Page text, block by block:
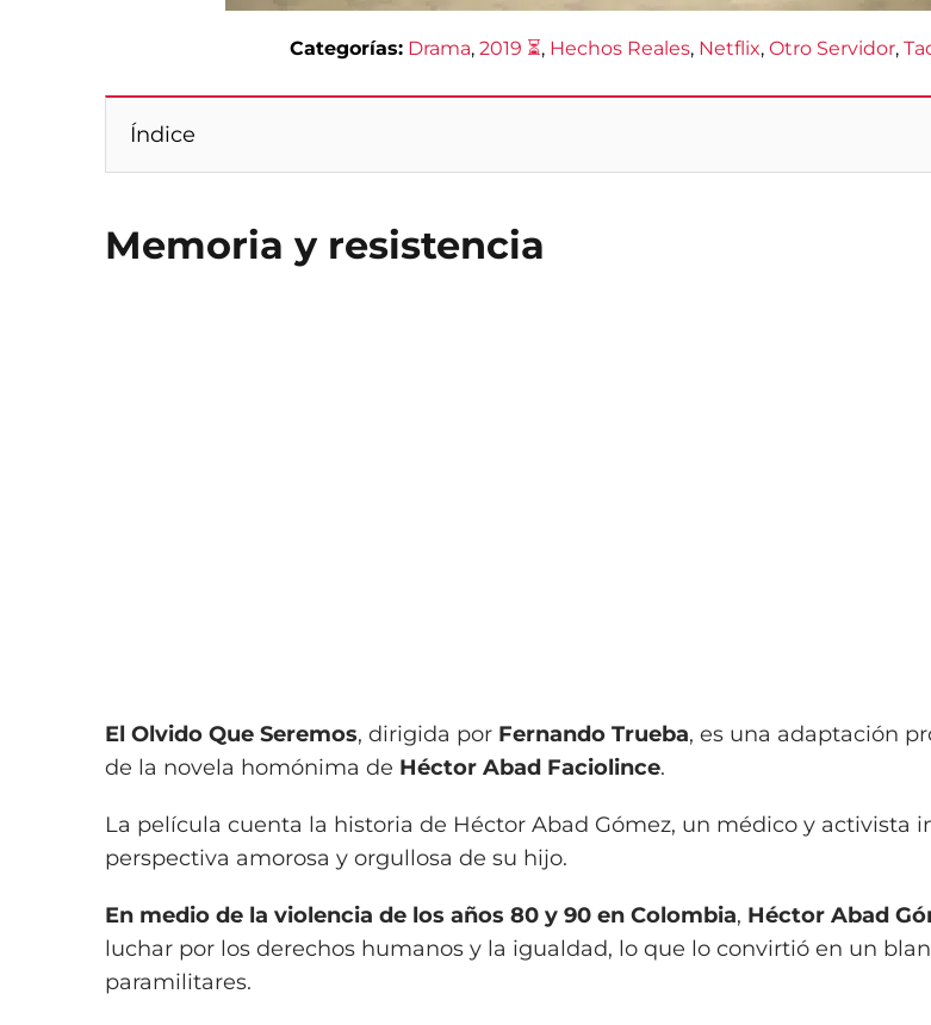
Categorías: Drama, 2019 ⏳, Hechos Reales, Netflix, Otro Servidor,
Índice
Memoria y resistencia
El Olvido Que Seremos, dirigida por Fernando Trueba, es una adaptación
de la novela homónima de Héctor Abad Faciolince.
La película cuenta la historia de Héctor Abad Gómez, un médico y activista
perspectiva amorosa y orgullosa de su hijo.
En medio de la violencia de los años 80 y 90 en Colombia, Héctor Abad
luchar por los derechos humanos y la igualdad, lo que lo convirtió en un
paramilitares.